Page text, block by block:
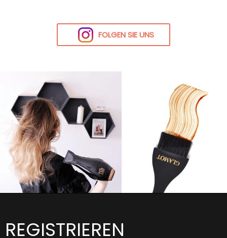
FOLGEN SIE UNS
REGISTRIEREN